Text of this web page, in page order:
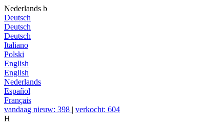
Nederlands b
Deutsch
Deutsch
Deutsch
Italiano
Polski
English
English
Nederlands
Español
Français
vandaag nieuw: 398 | verkocht: 604
H